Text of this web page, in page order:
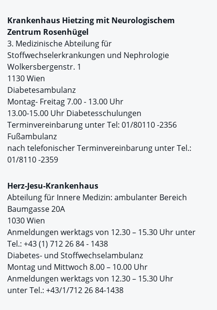
Krankenhaus Hietzing mit Neurologischem
Zentrum Rosenhügel
3. Medizinische Abteilung für
Stoffwechselerkrankungen und Nephrologie
Wolkersbergenstr. 1
1130 Wien
Diabetesambulanz
Montag- Freitag 7.00 - 13.00 Uhr
13.00-15.00 Uhr Diabetesschulungen
Terminvereinbarung unter Tel: 01/80110 -2356
Fußambulanz
nach telefonischer Terminvereinbarung unter Tel.:
01/8110 -2359
Herz-Jesu-Krankenhaus
Abteilung für Innere Medizin: ambulanter Bereich
Baumgasse 20A
1030 Wien
Anmeldungen werktags von 12.30 – 15.30 Uhr unter
Tel.: +43 (1) 712 26 84 - 1438
Diabetes- und Stoffwechselambulanz
Montag und Mittwoch 8.00 – 10.00 Uhr
Anmeldungen werktags von 12.30 – 15.30 Uhr
unter Tel.: +43/1/712 26 84-1438